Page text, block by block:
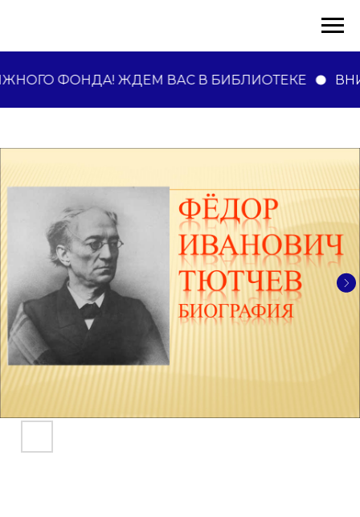
ФОНДА! ЖДЕМ ВАС В БИБЛИОТЕКЕ